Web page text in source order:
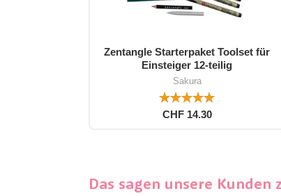
Zentangle Starterpaket Toolset für
Einsteiger 12-teilig
Sakura
CHF 14.30
Das sagen unsere